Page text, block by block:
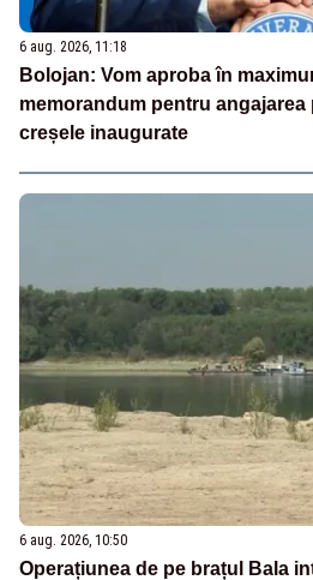
6 aug. 2026, 11:18
Bolojan: Vom aproba în
memorandum pentru
creșele inaugurate
6 aug. 2026, 10:50
Operațiunea de pe brațul Bala